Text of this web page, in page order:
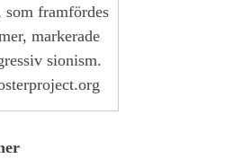
som framfördes
markerade
sionism.